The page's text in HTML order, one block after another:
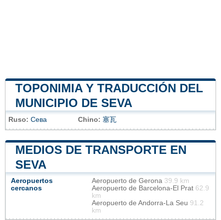
TOPONIMIA Y TRADUCCIÓN DEL
MUNICIPIO DE SEVA
Ruso: Сева Chino: 塞瓦
MEDIOS DE TRANSPORTE EN
SEVA
Aeropuertos
cercanos
Aeropuerto de Gerona 39.9 km
Aeropuerto de Barcelona-El Prat 62.9
km
Aeropuerto de Andorra-La Seu 91.2
km